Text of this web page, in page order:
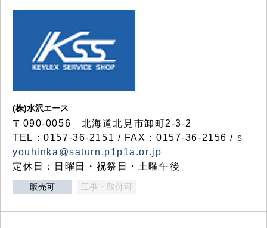
(株)水沢エース
〒090-0056 北海道北見市卸町2-3-2
TEL：0157-36-2151 / FAX：0157-36-2156 / s
youhinka@saturn.p1p1a.or.jp
定休日：日曜日・祝祭日・土曜午後
販売可 工事・取付可